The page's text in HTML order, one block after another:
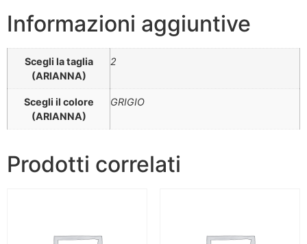
Informazioni aggiuntive
Scegli la taglia
(ARIANNA)
2
Scegli il colore
(ARIANNA)
GRIGIO
Prodotti correlati